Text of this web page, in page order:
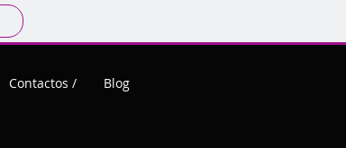
Contactos / Blog